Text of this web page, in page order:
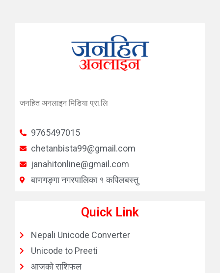
जनहित अनलाइन मिडिया प्रा.लि
9765497015
chetanbista99@gmail.com
janahitonline@gmail.com
बाणगङ्गा नगरपालिका १ कपिलबस्तु
Quick Link
Nepali Unicode Converter
Unicode to Preeti
आजको राशिफल